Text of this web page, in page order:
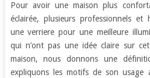
Pour avoir une maison plus
éclairée, plusieurs professionnels et
une verriere pour une meilleure
qui n’ont pas une idée claire sur
maison, nous donnons une
expliquons les motifs de son usage